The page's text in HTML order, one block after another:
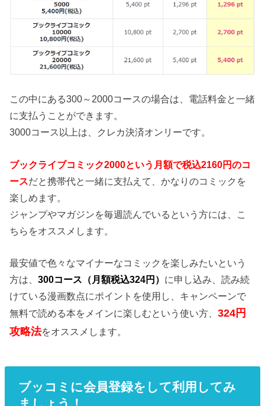
この中にある300～2000コースの場合は、電話料金と一緒
に支払うことができます。
3000コース以上は、クレカ決済オンリーです。
ブックライブコミック2000という月額で税込2160円のコ
ースだと携帯代と一緒に支払えて、かなりのコミックを
楽しめます。
ジャンプやマガジンを毎週読んでいるという方には、こ
ちらをオススメします。
最安値で色々なマイナーなコミックを楽しみたいという
方は、300コース（月額税込324円） に申し込み、読み続
けている漫画数点にポイントを使用し、キャンペーンで
無料で読める本をメインに楽しむという使い方、324円
攻略法をオススメします。
ブッコミに会員登録をして利用してみ